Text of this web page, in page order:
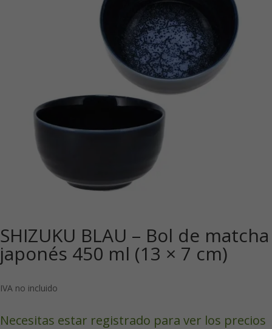
SHIZUKU BLAU – Bol de matcha
japonés 450 ml (13 × 7 cm)
IVA no incluido
Necesitas estar registrado para ver los precios